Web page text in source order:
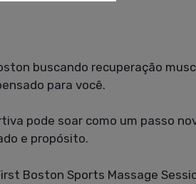
buscando recuperação
para você.
pode soar como um passo
e propósito.
Boston Sports Massage